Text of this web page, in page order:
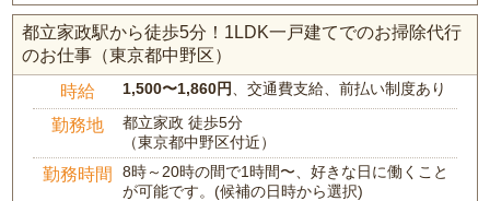
都立家政駅から徒歩5分！1LDK一戸建てでのお掃除代行
のお仕事（東京都中野区）
時給 1,500〜1,860円 、交通費支給、前払い制度あり
勤務地
都立家政 徒歩5分
（東京都中野区付近）
勤務時間
8時～20時の間で1時間〜、好きな日に働くこと
が可能です。(候補の日時から選択)